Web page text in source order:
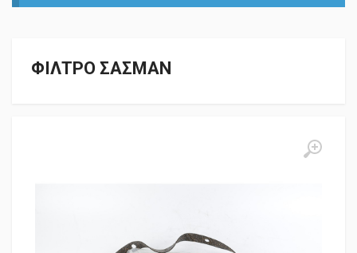
ΦΙΛΤΡΟ ΣΑΣΜΑΝ